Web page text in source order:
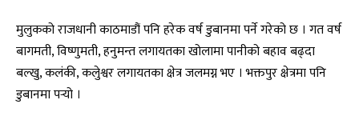
मुलुकको राजधानी काठमाडौं पनि हरेक वर्ष डुबानमा पर्ने गरेको छ । गत वर्ष
बागमती, विष्णुमती, हनुमन्त लगायतका खोलामा पानीको बहाव बढ्दा
बल्खु, कलंकी, कलुेश्वर लगायतका क्षेत्र जलमग्न भए । भक्तपुर क्षेत्रमा पनि
डुबानमा पर्‍यो ।